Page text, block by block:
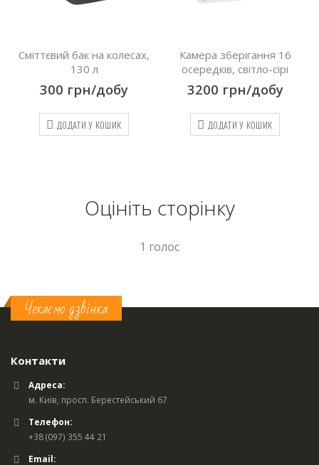
Камера зберігання 16
осередків, світло-сірі
3200грн/добу
ДОДАТИ У КОШИК
Попільничка підлогова
150грн/добу
ДОДАТИ У КОШИК
Оцініть cторінку
1 голос
Чекаємо дзвінка
Контакти
Адреса:
м. Київ, просп. Берестейський 67
Телефон:
+38 (097) 355 44 21
Email: